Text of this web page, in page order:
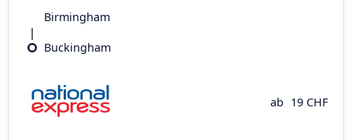
Birmingham
Buckingham
ab 19 CHF